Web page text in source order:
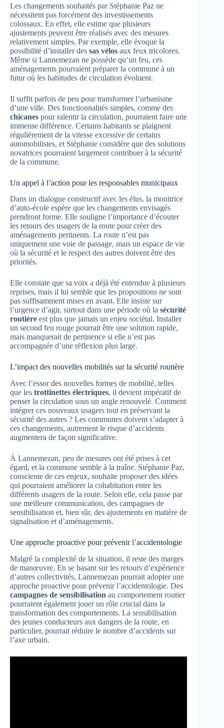
Les changements souhaités par Stéphanie Paz ne
nécessitent pas forcément des investissements
colossaux. En effet, elle estime que plusieurs
ajustements peuvent être réalisés avec des mesures
relativement simples. Par exemple, elle évoque la
possibilité d’installer des sas vélos aux feux tricolores.
Même si Lannemezan ne possède qu’un feu, ces
aménagements pourraient préparer la commune à un
futur où les habitudes de circulation évoluent.
Il suffit parfois de peu pour transformer l’urbanisme
d’une ville. Des fonctionnalités simples, comme des
chicanes pour ralentir la circulation, pourraient faire une
immense différence. Certains habitants se plaignent
régulièrement de la vitesse excessive de certains
automobilistes, et Stéphanie considère que des solutions
novatrices pourraient largement contribuer à la sécurité
de la commune.
Un appel à l’action pour les responsables municipaux
Dans un dialogue constructif avec les élus, la monitrice
d’auto-école espère que les changements envisagés
prendront forme. Elle souligne l’importance d’écouter
les retours des usagers de la route pour créer des
aménagements pertinents. La route n’est pas
uniquement une voie de passage, mais un espace de vie
où la sécurité et le respect des autres doivent être des
priorités.
Elle constate que sa voix a déjà été entendue à plusieurs
reprises, mais il lui semble que les propositions ne sont
pas suffisamment mises en avant. Elle insiste sur
l’urgence d’agir, surtout dans une période où la sécurité
routière est plus que jamais un enjeu sociétal. Installer
un second feu rouge pourrait être une solution rapide,
mais manquerait de pertinence si elle n’est pas
accompagnée d’une réflexion plus large.
L’impact des nouvelles mobilités sur la sécurité routière
Avec l’essor des nouvelles formes de mobilité, telles
que les trottinettes électriques, il devient impératif de
penser la circulation sous un angle renouvelé. Comment
intégrer ces nouveaux usagers tout en préservant la
sécurité des autres ? Les communes doivent s’adapter à
ces changements, autrement le risque d’accidents
augmentera de façon significative.
À Lannemezan, peu de mesures ont été prises à cet
égard, et la commune semble à la traîne. Stéphanie Paz,
consciente de ces enjeux, souhaite proposer des idées
qui pourraient améliorer la cohabitation entre les
différents usagers de la route. Selon elle, cela passe par
une meilleure communication, des campagnes de
sensibilisation et, bien sûr, des ajustements en matière de
signalisation et d’aménagements.
Une approche proactive pour prévenir l’accidentologie
Malgré la complexité de la situation, il reste des marges
de manœuvre. En se basant sur les retours d’expérience
d’autres collectivités, Lannemezan pourrait adopter une
approche proactive pour prévenir l’accidentologie. Des
campagnes de sensibilisation au comportement routier
pourraient également jouer un rôle crucial dans la
transformation des comportements. La sensibilisation
des jeunes conducteurs aux dangers de la route, en
particulier, pourrait réduire le nombre d’accidents sur
l’axe urbain.